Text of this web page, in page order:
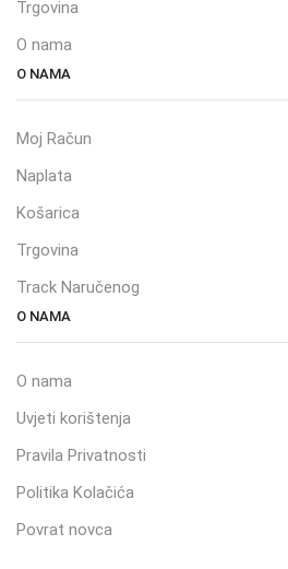
Trgovina
O nama
O NAMA
Moj Račun
Naplata
Košarica
Trgovina
Track Naručenog
O NAMA
O nama
Uvjeti korištenja
Pravila Privatnosti
Politika Kolačića
Povrat novca